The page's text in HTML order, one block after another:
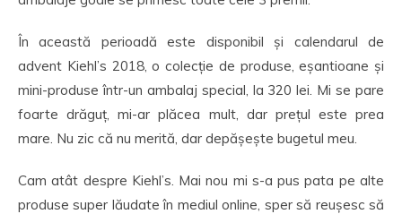
În această perioadă este disponibil și calendarul de
advent Kiehl’s 2018, o colecție de produse, eșantioane și
mini-produse într-un ambalaj special, la 320 lei. Mi se pare
foarte drăguț, mi-ar plăcea mult, dar prețul este prea
mare. Nu zic că nu merită, dar depășește bugetul meu.
Cam atât despre Kiehl’s. Mai nou mi s-a pus pata pe alte
produse super lăudate în mediul online, sper să reușesc să